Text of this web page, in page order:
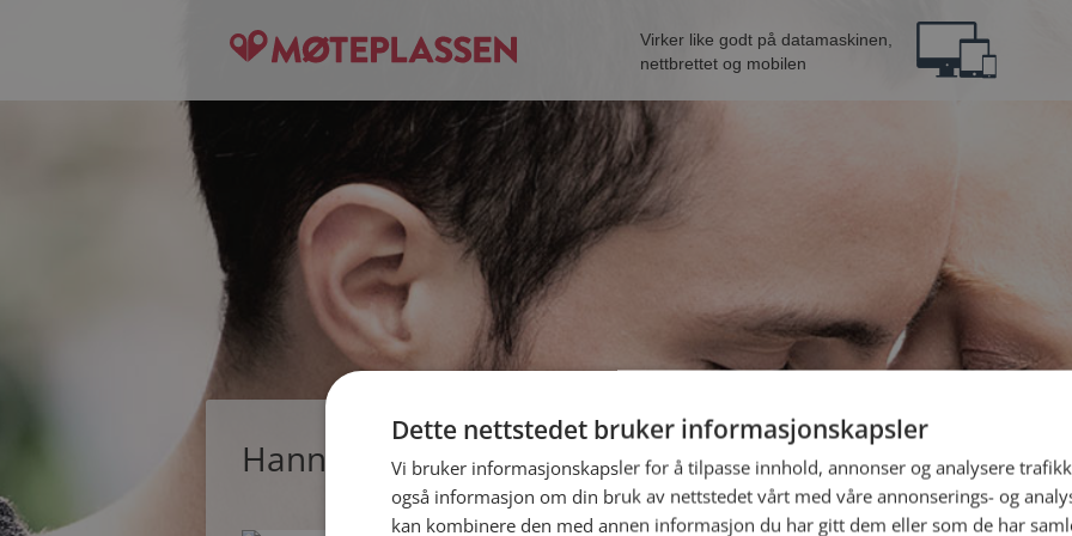
Virker like godt på datamaskinen,
nettbrettet og mobilen
Hanne, single kvinne fra Elverum
Jeg er en:
Dette nettstedet bruker informasjonskapsler
Vi bruker informasjonskapsler for å tilpasse innhold, annonser og analysere
også informasjon om din bruk av nettstedet vårt med våre annonserings- og
kan kombinere den med annen informasjon du har gitt dem eller som de har